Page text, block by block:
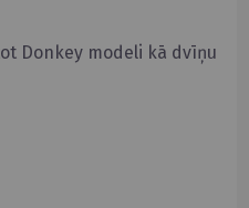
Donkey modeli kā dvīņu